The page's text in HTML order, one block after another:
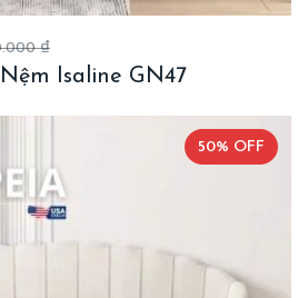
₫
Isaline GN47
50% OFF